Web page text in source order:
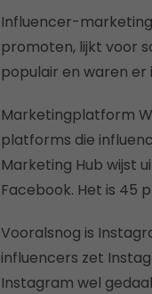
Influencer-
promoten, lijkt voor
populair en waren er
Marketingplatform
platforms die
Marketing Hub wijst
Facebook. Het is 45
Vooralsnog is
influencers zet
Instagram wel